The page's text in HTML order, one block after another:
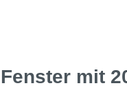
mit